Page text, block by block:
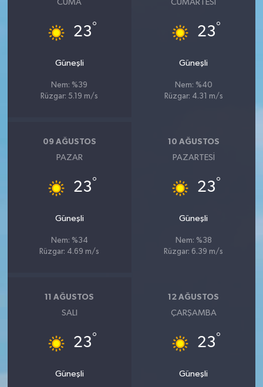
CUMA
23°
Güneşli
Nem: %39
Rüzgar: 5.19 m/s
CUMARTESI
23°
Güneşli
Nem: %40
Rüzgar: 4.31 m/s
09 AĞUSTOS
PAZAR
23°
Güneşli
Nem: %34
Rüzgar: 4.69 m/s
10 AĞUSTOS
PAZARTESI
23°
Güneşli
Nem: %38
Rüzgar: 6.39 m/s
11 AĞUSTOS
SALI
23°
Güneşli
12 AĞUSTOS
ÇARŞAMBA
23°
Güneşli